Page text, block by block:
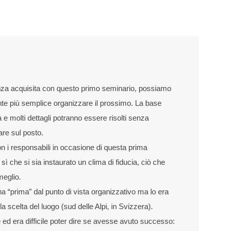
acquisita con questo primo seminario, possiamo
più semplice organizzare il prossimo. La base
molti dettagli potranno essere risolti senza
sul posto.
i responsabili in occasione di questa prima
che si sia instaurato un clima di fiducia, ciò che
“prima” dal punto di vista organizzativo ma lo era
scelta del luogo (sud delle Alpi, in Svizzera).
era difficile poter dire se avesse avuto successo: